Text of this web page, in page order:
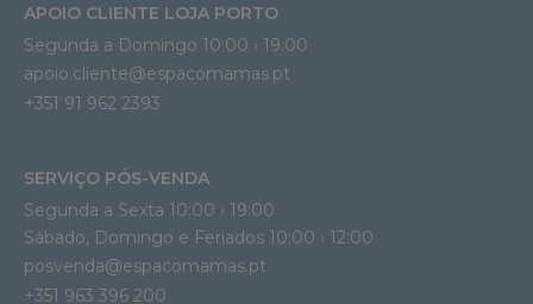
APOIO CLIENTE LOJA PORTO
Segunda a Domingo 10:00 › 19:00
apoio.cliente@espacomamas.pt
+351 91 962 2393
SERVIÇO PÓS-VENDA
Segunda a Sexta 10:00 › 19:00
Sábado, Domingo e Feriados 10:00 › 12:00
posvenda@espacomamas.pt
+351 963 396 200